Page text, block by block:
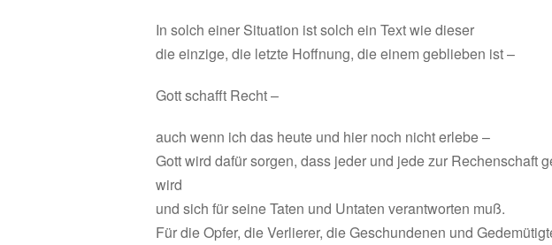
In solch einer Situation ist solch ein Text wie dieser
die einzige, die letzte Hoffnung, die einem geblieben ist –
Gott schafft Recht –
auch wenn ich das heute und hier noch nicht erlebe –
Gott wird dafür sorgen, dass jeder und jede zur Rechenschaft
wird
und sich für seine Taten und Untaten verantworten muß.
Für die Opfer, die Verlierer, die Geschundenen und